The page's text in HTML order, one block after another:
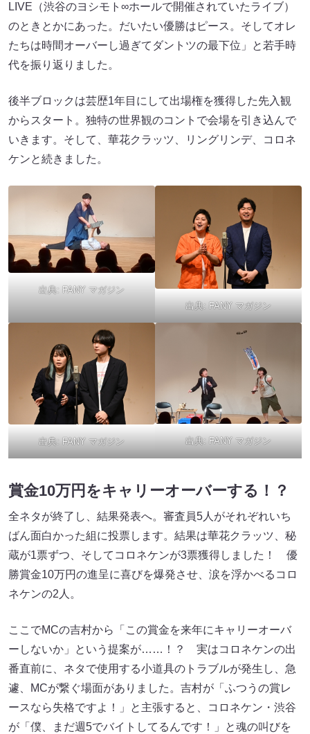
LIVE（渋谷のヨシモト∞ホールで開催されていたライブ）
のときとかにあった。だいたい優勝はピース。そしてオレ
たちは時間オーバーし過ぎてダントツの最下位」と若手時
代を振り返りました。
後半ブロックは芸歴1年目にして出場権を獲得した先入観
からスタート。独特の世界観のコントで会場を引き込んで
いきます。そして、華花クラッツ、リングリンデ、コロネ
ケンと続きました。
出典: FANY マガジン
出典: FANY マガジン
出典: FANY マガジン 出典: FANY マガジン
賞金10万円をキャリーオーバーする！？
全ネタが終了し、結果発表へ。審査員5人がそれぞれいち
ばん面白かった組に投票します。結果は華花クラッツ、秘
蔵が1票ずつ、そしてコロネケンが3票獲得しました！ 優
勝賞金10万円の進呈に喜びを爆発させ、涙を浮かべるコロ
ネケンの2人。
ここでMCの吉村から「この賞金を来年にキャリーオーバ
ーしないか」という提案が……！？ 実はコロネケンの出
番直前に、ネタで使用する小道具のトラブルが発生し、急
遽、MCが繋ぐ場面がありました。吉村が「ふつうの賞レ
ースなら失格ですよ！」と主張すると、コロネケン・渋谷
が「僕、まだ週5でバイトしてるんです！」と魂の叫びを